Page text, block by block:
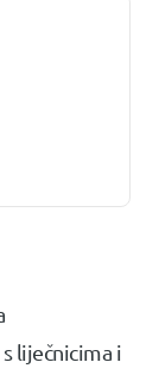
liječnicima i